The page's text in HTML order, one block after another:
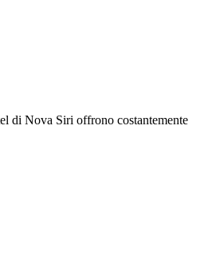
di Nova Siri offrono costantemente